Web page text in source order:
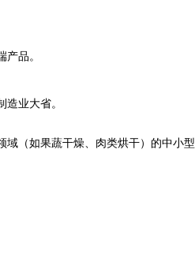
品。
业大省。
（如果蔬干燥、肉类烘干）的中小